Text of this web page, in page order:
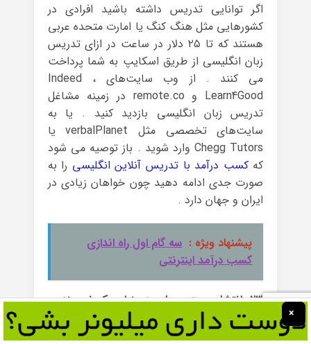
اگر توانایی تدریس داشته باشید افرادی در
کشورهایی مثل هنگ کنگ یا امارت متحده عربی
هستند که تا ۲۵ دلار در ساعت در ازای تدریس
زبان انگلیسی از طریق اسکایپ به شما پرداخت
می کنند . از وب سایت‌های Indeed ،
Learn4Good و remote.co در زمینه مشاغل
تدریس زبان انگلیسی بازدید کنید . یا به
سایت‌های تخصصی مثل verbalPlanet یا
Chegg Tutors وارد شوید . باز توصیه می شود
کهکسب درآمد با تدریس آنلاین انگلیسی را به
صورت جدی ادامه دهید چون خواهان زیادی در
ایران و جهان دارد .
پیشنهاد ویژه : سه گام اول راه اندازی
کسب درآمد اینترنتی
۲۳- انتشار پست مهمان به عنوان یک نویسنده
آزاد
اگر قلم خوبی دارید و در یک زمینه تخصص
×